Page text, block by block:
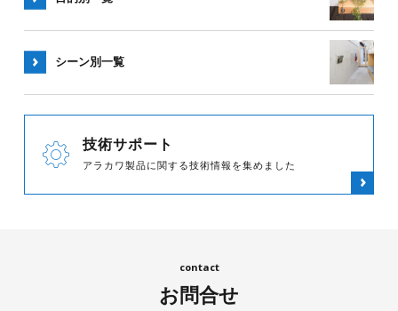
シーン別一覧
技術サポート
アラカワ製品に関する技術情報を集めました
お問合せ